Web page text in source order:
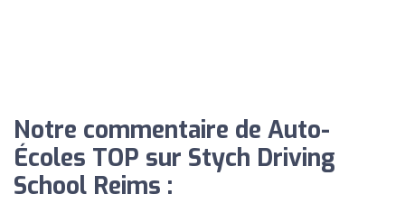
Notre commentaire de Auto-
Écoles TOP sur Stych Driving
School Reims :